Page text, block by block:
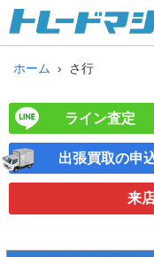
ホーム さ行
ライン査定
出張買取の申
来